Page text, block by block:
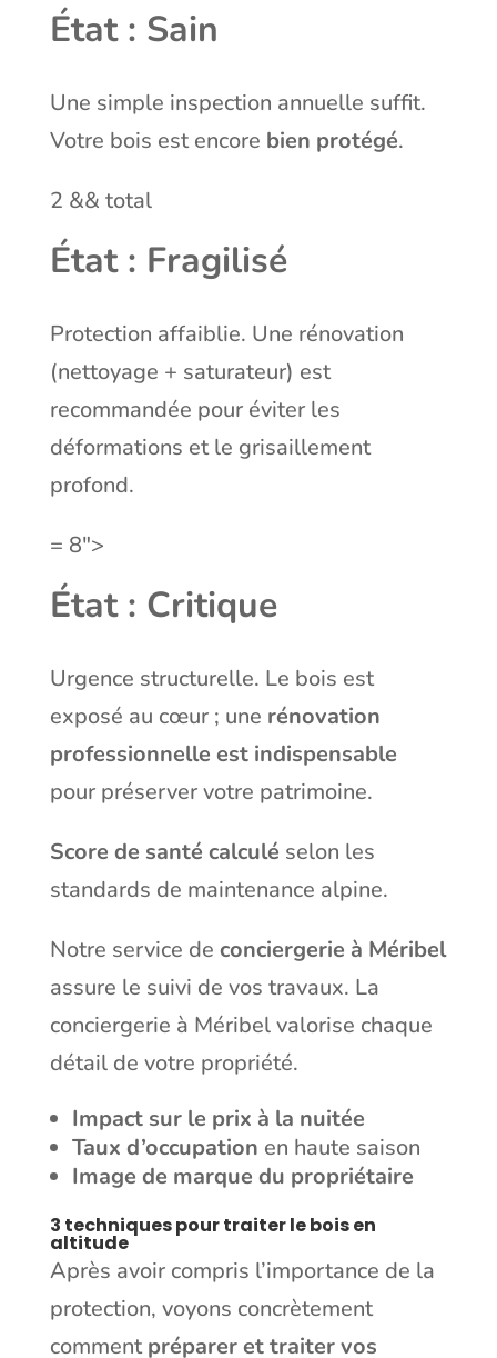
État : Sain
Une simple inspection annuelle suffit.
Votre bois est encore bien protégé.
2 && total
État : Fragilisé
Protection affaiblie. Une rénovation
(nettoyage + saturateur) est
recommandée pour éviter les
déformations et le grisaillement
profond.
= 8″>
État : Critique
Urgence structurelle. Le bois est
exposé au cœur ; une rénovation
professionnelle est indispensable
pour préserver votre patrimoine.
Score de santé calculé selon les
standards de maintenance alpine.
Notre service de conciergerie à Méribel
assure le suivi de vos travaux. La
conciergerie à Méribel valorise chaque
détail de votre propriété.
Impact sur le prix à la nuitée
Taux d’occupation en haute saison
Image de marque du propriétaire
3 techniques pour traiter le bois en
altitude
Après avoir compris l’importance de la
protection, voyons concrètement
commentpréparer et traiter vos